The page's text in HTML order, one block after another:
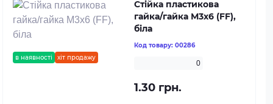
в наявності хіт продажу
Стійка пластикова
гайка/гайка М3х6 (FF),
біла
Код товару: 00286
0
1.30 грн.